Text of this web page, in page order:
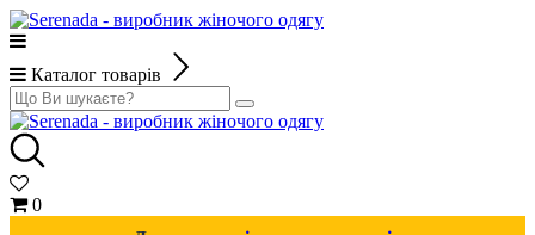
Каталог товарів
0